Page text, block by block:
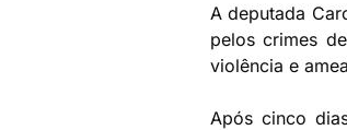
A deputada
pelos crimes
violência e
Após cinco